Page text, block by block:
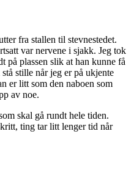
fra stallen til stevnestedet.
var nervene i sjakk. Jeg tok
plassen slik at han kunne få
stille når jeg er på ukjente
er litt som den naboen som
av noe.
skal gå rundt hele tiden.
ting tar litt lenger tid når